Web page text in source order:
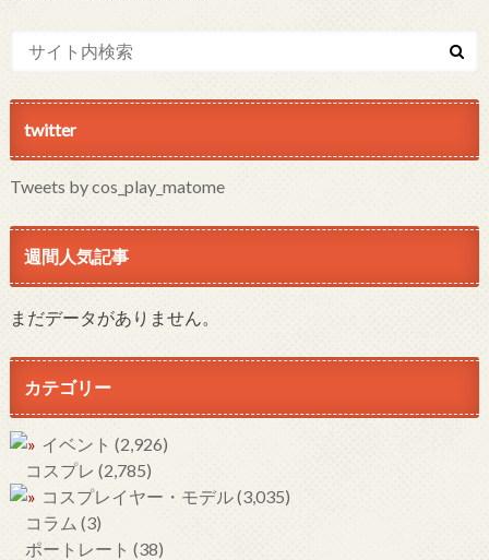
twitter
Tweets by cos_play_matome
週間人気記事
まだデータがありません。
カテゴリー
イベント (2,926)
コスプレ (2,785)
コスプレイヤー・モデル(3,035)
コラム (3)
ポートレート (38)